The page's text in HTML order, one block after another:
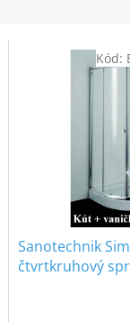
Sanotechnik
čtvrtkruhový
Kód: